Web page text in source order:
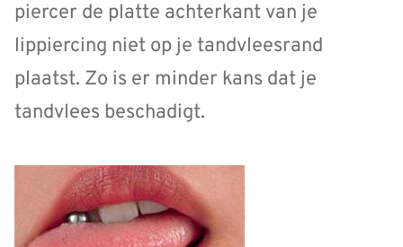
piercer de platte achterkant van je
lippiercing niet op je tandvleesrand
plaatst. Zo is er minder kans dat je
tandvlees beschadigt.